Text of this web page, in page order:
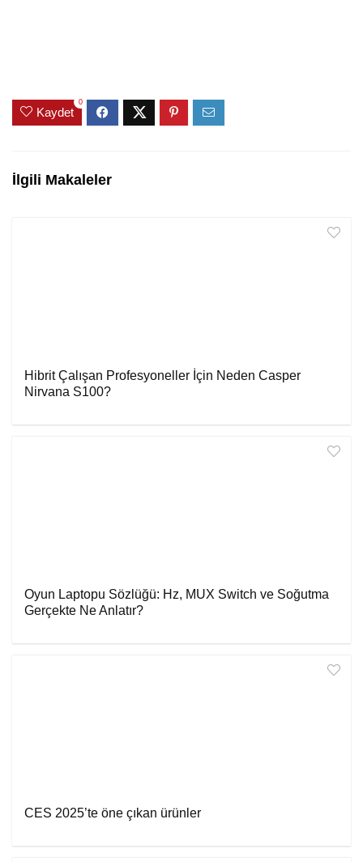
Kaydet
0
İlgili Makaleler
Hibrit Çalışan Profesyoneller İçin Neden Casper
Nirvana S100?
Oyun Laptopu Sözlüğü: Hz, MUX Switch ve Soğutma
Gerçekte Ne Anlatır?
CES 2025’te öne çıkan ürünler